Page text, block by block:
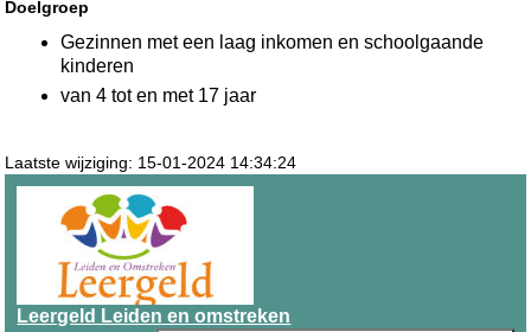
Doelgroep
Gezinnen met een laag inkomen en schoolgaande
kinderen
van 4 tot en met 17 jaar
Laatste wijziging: 15-01-2024 14:34:24
Leergeld Leiden en omstreken